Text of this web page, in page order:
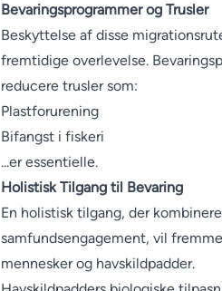
Bevaringsprogrammer og Trusler
Beskyttelse af disse
fremtidige overlevelse.
reducere trusler som:
Plastforurening
Bifangst i fiskeri
...er essentielle.
Holistisk Tilgang til Bevaring
En holistisk tilgang, der
samfundsengagement, vil
mennesker og havskildpadder.